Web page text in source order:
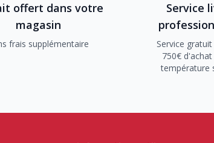
offert dans votre
magasin
frais supplémentaire
Service
Service
750€
température